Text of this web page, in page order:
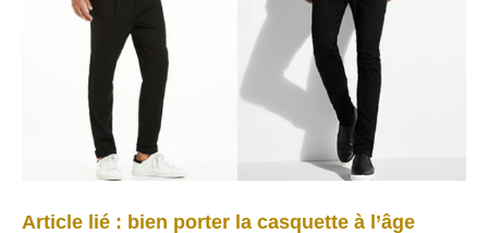
Article lié : bien porter la casquette à l’âge